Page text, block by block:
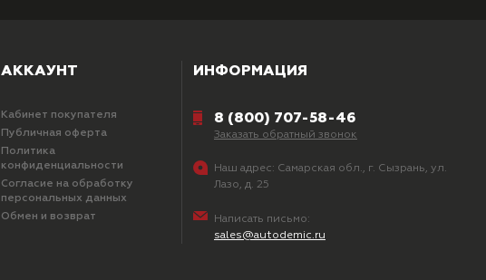
АККАУНТ
Кабинет покупателя
Публичная оферта
Политика
конфиденциальности
Согласие на обработку
персональных данных
Обмен и возврат
ИНФОРМАЦИЯ
8 (800) 707-58-46
Заказать обратный звонок
Наш адрес: Самарская обл., г. Сызрань, ул.
Лазо, д. 25
Написать письмо:
sales@autodemic.ru